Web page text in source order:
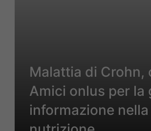
Malattia di Crohn,
Amici onlus per la
informazione nella